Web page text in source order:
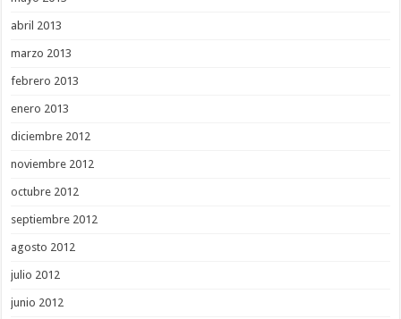
abril 2013
marzo 2013
febrero 2013
enero 2013
diciembre 2012
noviembre 2012
octubre 2012
septiembre 2012
agosto 2012
julio 2012
junio 2012